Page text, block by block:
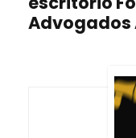
Advogados